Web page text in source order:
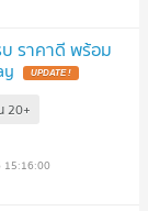
ราคาดี พร้อม
UPDATE !
20+